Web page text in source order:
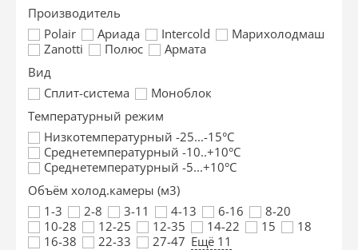
Производитель
Polair
Ариада Intercold
Марихолодмаш
Zanotti
Полюс
Армата
Вид
Сплит-система
Моноблок
Температурный режим
Низкотемпературный -25...-15°С
Среднетемпературный -10..+10°С
Среднетемпературный -5...+10°С
Объём холод.камеры (м3)
1-3
2-8 3-11 4-13 6-16
8-20
10-28
12-25 12-35 14-22 15
18
16-38
22-33 27-47 Ещё 11